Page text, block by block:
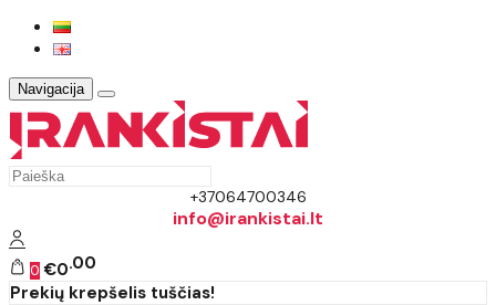
Navigacija
+37064700346
info@irankistai.lt
0 €0 00
Prekių krepšelis tuščias!